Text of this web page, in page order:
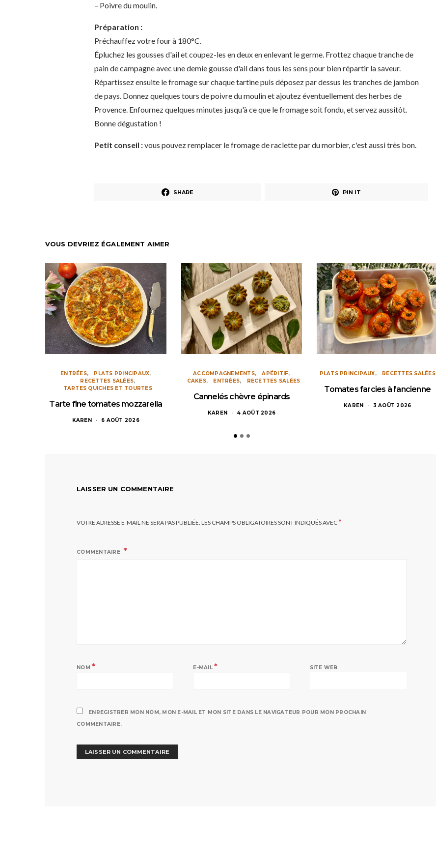
– Poivre du moulin.
Préparation :
Préchauffez votre four à 180°C.
Épluchez les gousses d'ail et coupez-les en deux en enlevant le germe. Frottez chaque tranche de
pain de campagne avec une demie gousse d'ail dans tous les sens pour bien répartir la saveur.
Répartissez ensuite le fromage sur chaque tartine puis déposez par dessus les tranches de jambon
de pays. Donnez quelques tours de poivre du moulin et ajoutez éventuellement des herbes de
Provence. Enfournez quelques minutes jusqu'à ce que le fromage soit fondu, et servez aussitôt.
Bonne dégustation !
Petit conseil :vous pouvez remplacer le fromage de raclette par du morbier, c'est aussi très bon.
SHARE PIN IT
VOUS DEVRIEZ ÉGALEMENT AIMER
ENTRÉES
PLATS PRINCIPAUX
RECETTES SALÉES
TARTES QUICHES ET TOURTES
Tarte fine tomates mozzarella
KAREN 6 AOÛT 2026
ACCOMPAGNEMENTS
APÉRITIF
CAKES
ENTRÉES RECETTES SALÉES
Cannelés chèvre épinards
KAREN 4 AOÛT 2026
PLATS PRINCIPAUX RECETTES SALÉES
Tomates farcies à l’ancienne
KAREN 3 AOÛT 2026
LAISSER UN COMMENTAIRE
VOTRE ADRESSE E-MAIL NE SERA PAS PUBLIÉE. LES CHAMPS OBLIGATOIRES SONT INDIQUÉS AVEC*
COMMENTAIRE
NOM * E-MAIL* SITE WEB
ENREGISTRER MON NOM, MON E-MAIL ET MON SITE DANS LE NAVIGATEUR POUR MON PROCHAIN
COMMENTAIRE.